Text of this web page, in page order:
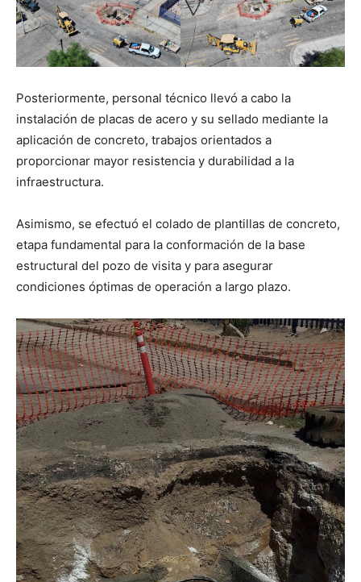
Posteriormente, personal técnico llevó a cabo la
instalación de placas de acero y su sellado mediante la
aplicación de concreto, trabajos orientados a
proporcionar mayor resistencia y durabilidad a la
infraestructura.
Asimismo, se efectuó el colado de plantillas de concreto,
etapa fundamental para la conformación de la base
estructural del pozo de visita y para asegurar
condiciones óptimas de operación a largo plazo.